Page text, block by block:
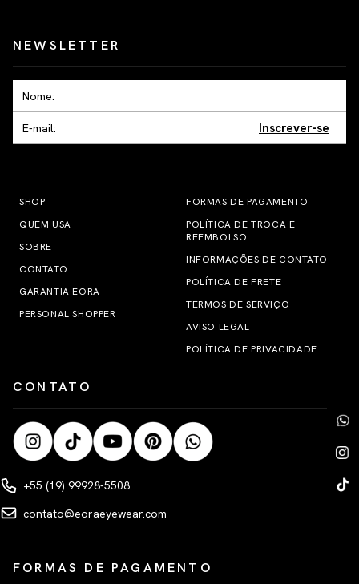
NEWSLETTER
Inscrever-se
SHOP
QUEM USA
SOBRE
CONTATO
GARANTIA EORA
PERSONAL SHOPPER
FORMAS DE PAGAMENTO
POLÍTICA DE TROCA E
REEMBOLSO
INFORMAÇÕES DE CONTATO
POLÍTICA DE FRETE
TERMOS DE SERVIÇO
AVISO LEGAL
POLÍTICA DE PRIVACIDADE
CONTATO
+55 (19) 99928-5508
contato@eoraeyewear.com
FORMAS DE PAGAMENTO